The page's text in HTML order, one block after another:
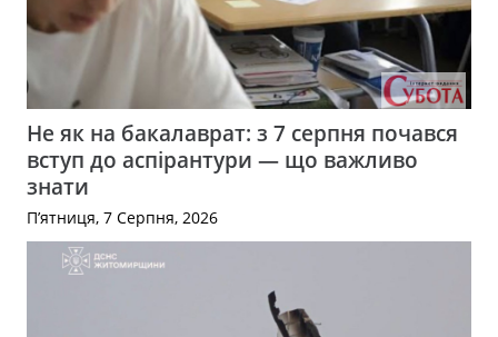
Не як на бакалаврат: з 7 серпня почався
вступ до аспірантури — що важливо
знати
П’ятниця, 7 Серпня, 2026